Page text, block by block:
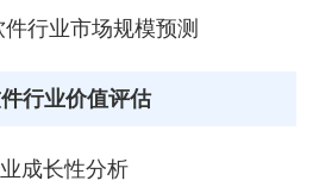
行业市场规模预测
行业价值评估
成长性分析